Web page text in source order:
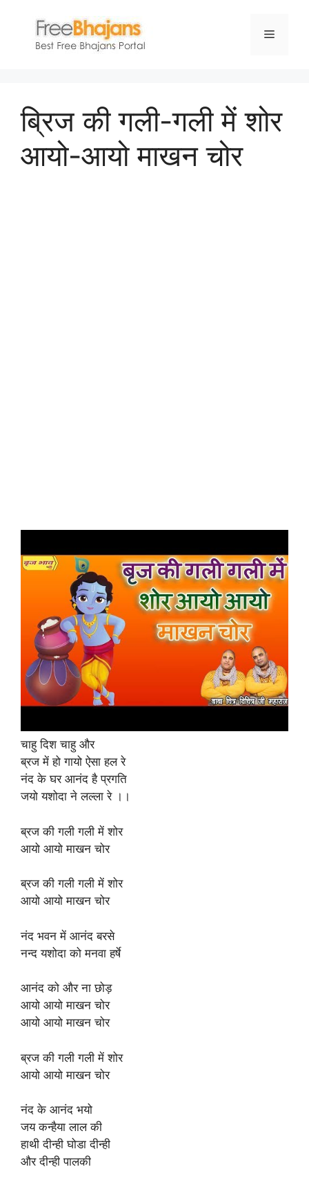
content
Menu
ब्रिज की गली-गली में शोर
आयो-आयो माखन चोर
चाहु दिश चाहु और
ब्रज में हो गायो ऐसा हल रे
नंद के घर आनंद है प्रगति
जयो यशोदा ने लल्ला रे ।।
ब्रज की गली गली में शोर
आयो आयो माखन चोर
ब्रज की गली गली में शोर
आयो आयो माखन चोर
नंद भवन में आनंद बरसे
नन्द यशोदा को मनवा हर्षे
आनंद को और ना छोड़
आयो आयो माखन चोर
आयो आयो माखन चोर
ब्रज की गली गली में शोर
आयो आयो माखन चोर
नंद के आनंद भयो
जय कन्हैया लाल की
हाथी दीन्ही घोडा दीन्ही
और दीन्ही पालकी